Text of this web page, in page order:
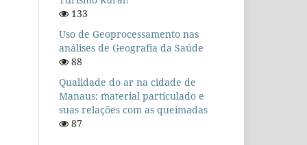
133
Uso de Geoprocessamento nas
análises de Geografia da Saúde
88
Qualidade do ar na cidade de
Manaus: material particulado e
suas relações com as queimadas
87